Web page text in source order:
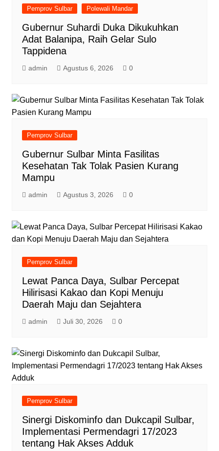
Pemprov Sulbar Polewali Mandar
Gubernur Suhardi Duka Dikukuhkan
Adat Balanipa, Raih Gelar Sulo
Tappidena
admin Agustus 6, 2026 0
Pemprov Sulbar
Gubernur Sulbar Minta Fasilitas
Kesehatan Tak Tolak Pasien Kurang
Mampu
admin Agustus 3, 2026 0
Pemprov Sulbar
Lewat Panca Daya, Sulbar Percepat
Hilirisasi Kakao dan Kopi Menuju
Daerah Maju dan Sejahtera
admin Juli 30, 2026 0
Pemprov Sulbar
Sinergi Diskominfo dan Dukcapil Sulbar,
Implementasi Permendagri 17/2023
tentang Hak Akses Adduk